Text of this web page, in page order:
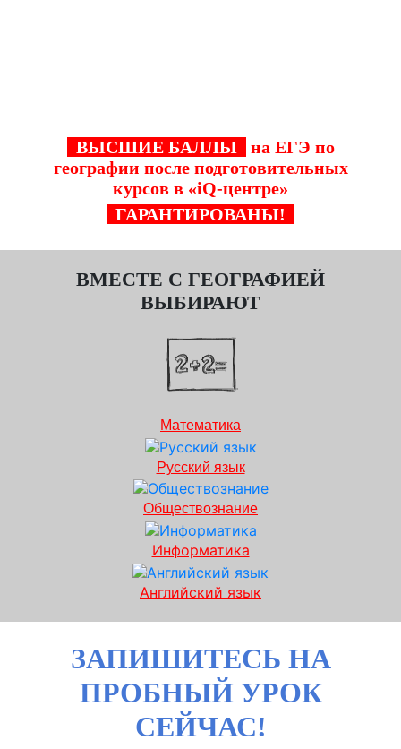
ВЫСШИЕ БАЛЛЫ
на ЕГЭ по
географии после подготовительных
курсов в «iQ-центре»
ГАРАНТИРОВАНЫ!
ВМЕСТЕ С ГЕОГРАФИЕЙ
ВЫБИРАЮТ
Математика
Русский язык
Обществознание
Информатика
Английский язык
ЗАПИШИТЕСЬ НА
ПРОБНЫЙ УРОК
СЕЙЧАС!